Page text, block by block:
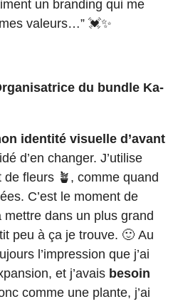
un branding qui me
valeurs…” 💓✨
du bundle Ka-
identité visuelle d’avant
d’en changer. J’utilise
de fleurs 🪴, comme quand
C’est le moment de
dans un plus grand
peu à ça je trouve. 🙂 Au
l’impression que j’ai
et j’avais besoin
comme une plante, j’ai